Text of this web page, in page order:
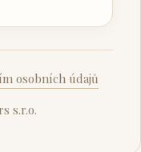
osobních údajů
s.r.o.